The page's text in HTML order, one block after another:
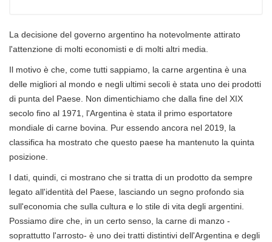
La decisione del governo argentino ha notevolmente attirato
l'attenzione di molti economisti e di molti altri media.
Il motivo è che, come tutti sappiamo, la carne argentina è una
delle migliori al mondo e negli ultimi secoli è stata uno dei prodotti
di punta del Paese. Non dimentichiamo che dalla fine del XIX
secolo fino al 1971, l'Argentina è stata il primo esportatore
mondiale di carne bovina. Pur essendo ancora nel 2019, la
classifica ha mostrato che questo paese ha mantenuto la quinta
posizione.
I dati, quindi, ci mostrano che si tratta di un prodotto da sempre
legato all'identità del Paese, lasciando un segno profondo sia
sull'economia che sulla cultura e lo stile di vita degli argentini.
Possiamo dire che, in un certo senso, la carne di manzo -
soprattutto l'arrosto- è uno dei tratti distintivi dell'Argentina e degli